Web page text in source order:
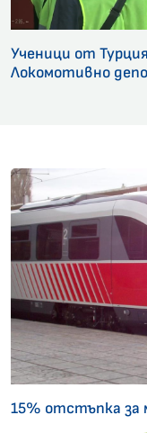
Ученици от
Локомотивно
15% отстъпка за